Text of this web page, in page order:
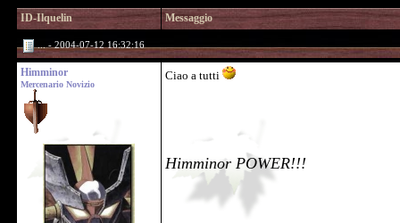
ID-Ilquelin Messaggio
... - 2004-07-12 16:32:16
Himminor
Mercenario Novizio
Ciao a tutti
Himminor POWER!!!